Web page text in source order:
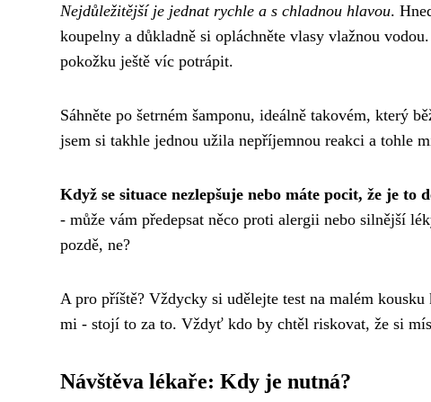
Nejdůležitější je jednat rychle a s chladnou hlavou.
koupelny a důkladně si opláchněte vlasy vlažnou
pokožku ještě víc potrápit.
Sáhněte po šetrném šamponu, ideálně takovém, který
jsem si takhle jednou užila nepříjemnou reakci a tohle
Když se situace nezlepšuje nebo máte pocit, že je
- může vám předepsat něco proti alergii nebo silnější
pozdě, ne?
A pro příště? Vždycky si udělejte test na malém
mi - stojí to za to. Vždyť kdo by chtěl riskovat, že si
Návštěva lékaře: Kdy je nutná?